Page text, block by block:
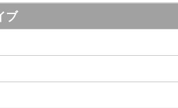
ブ